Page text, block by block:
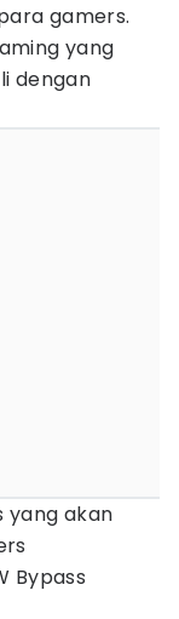
gamers.
yang
dengan
yang akan
Bypass